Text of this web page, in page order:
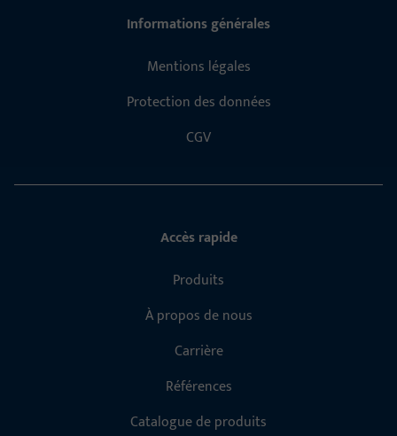
Informations générales
Mentions légales
Protection des données
CGV
Accès rapide
Produits
À propos de nous
Carrière
Références
Catalogue de produits